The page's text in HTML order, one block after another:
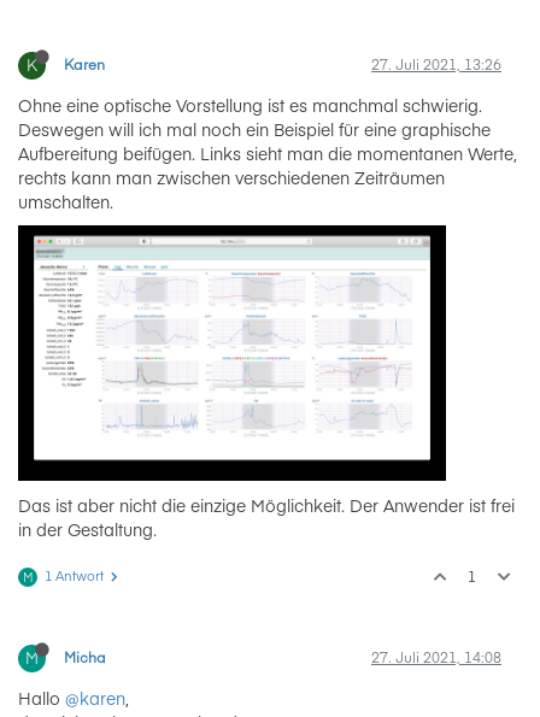
K Karen 27. Juli 2021, 13:26
Ohne eine optische Vorstellung ist es manchmal schwierig.
Deswegen will ich mal noch ein Beispiel für eine graphische
Aufbereitung beifügen. Links sieht man die momentanen Werte,
rechts kann man zwischen verschiedenen Zeiträumen
umschalten.
Das ist aber nicht die einzige Möglichkeit. Der Anwender ist frei
in der Gestaltung.
M 1 Antwort 1
M Micha 27. Juli 2021, 14:08
Hallo @karen,